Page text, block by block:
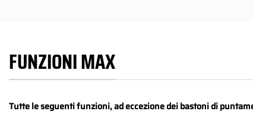
FUNZIONI MAX
Tutte le seguenti funzioni, ad eccezione dei bastoni di